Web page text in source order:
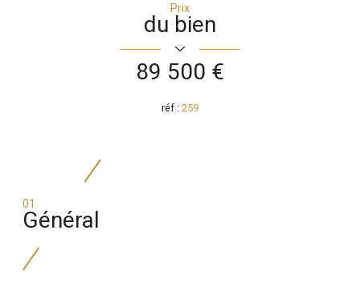
Prix
du bien
89 500 €
réf : 259
01
général